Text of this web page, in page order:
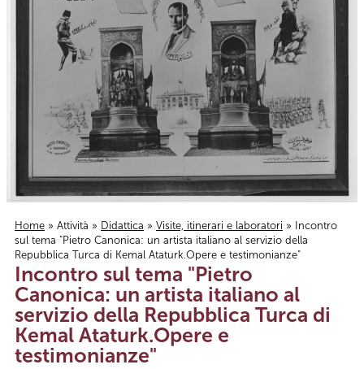
Tu sei qui
Home » Attività » Didattica » Visite, itinerari e laboratori » Incontro
sul tema "Pietro Canonica: un artista italiano al servizio della
Repubblica Turca di Kemal Ataturk.Opere e testimonianze"
Incontro sul tema "Pietro
Canonica: un artista italiano al
servizio della Repubblica Turca di
Kemal Ataturk.Opere e
testimonianze"